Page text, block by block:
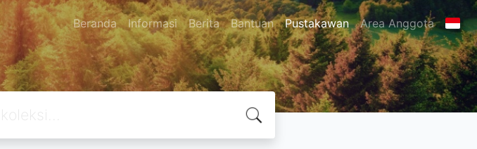
Beranda Informasi Berita Bantuan Pustakawan Area Anggota